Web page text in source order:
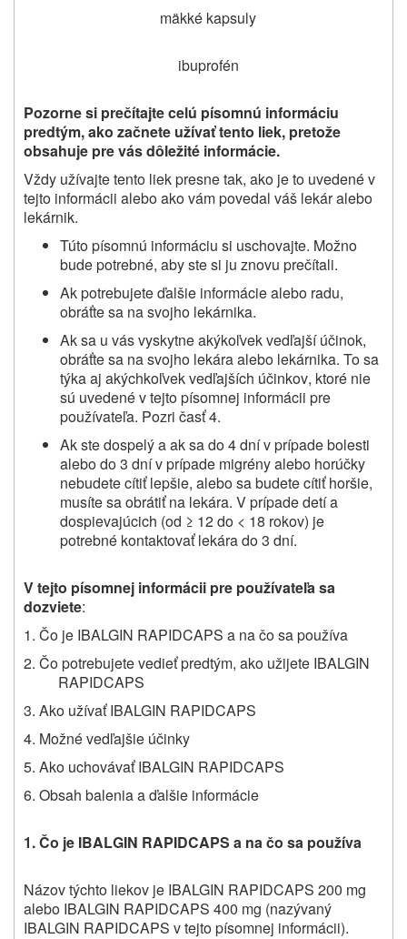
mäkké kapsuly
ibuprofén
Pozorne si prečítajtecelú písomnú informáciu
predtým, ako začnete užívať tento liek, pretože
obsahuje pre vás dôležité informácie.
Vždy užívajte tento liek presne tak, ako je to uvedené v
tejto informácii alebo ako vám povedal váš lekár alebo
lekárnik.
Túto písomnú informáciu si uschovajte. Možno
bude potrebné, aby ste si ju znovu prečítali.
Ak potrebujete ďalšie informácie alebo radu,
obráťte sa nasvojho lekárnika.
Ak sa u vás vyskytne akýkoľvek vedľajší účinok,
obráťte sa na svojho lekára alebo lekárnika. To sa
týka aj akýchkoľvek vedľajších účinkov, ktoré nie
sú uvedené v tejto písomnej informácii pre
používateľa. Pozri časť 4.
Ak ste dospelý a ak sa do 4 dní v prípade bolesti
alebo do 3 dní v prípade migrény alebo horúčky
nebudete cítiť lepšie, alebo sa budete cítiť horšie,
musíte sa obrátiť na lekára. V prípade detí a
dospievajúcich (od ≥ 12 do < 18 rokov) je
potrebné kontaktovať lekárado 3 dní.
V tejto písomnej informácii pre používateľa sa
dozviete:
1. Čo je IBALGIN RAPIDCAPS a na čo sa používa
2. Čo potrebujete vedieť predtým, ako užijete IBALGIN
RAPIDCAPS
3. Ako užívať IBALGIN RAPIDCAPS
4. Možné vedľajšie účinky
5. Ako uchovávať IBALGIN RAPIDCAPS
6. Obsah balenia a ďalšie informácie
1.Čo je IBALGIN RAPIDCAPS a na čo sa používa
Názov týchto liekov je IBALGIN RAPIDCAPS 200 mg
alebo IBALGIN RAPIDCAPS 400 mg (nazývaný
IBALGIN RAPIDCAPS v tejto písomnej informácii).